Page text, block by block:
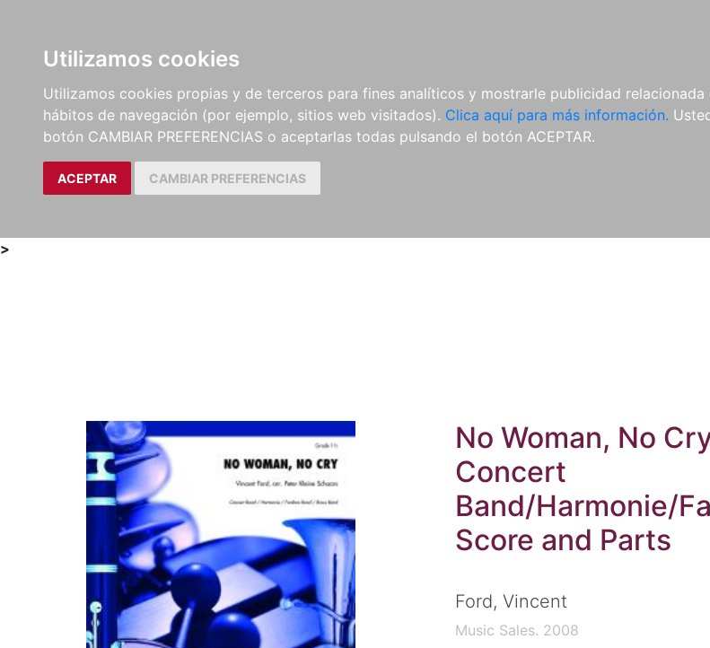
Utilizamos cookies
Utilizamos cookies propias y de terceros para fines analíticos y mostrarle publicidad
hábitos de navegación (por ejemplo, sitios web visitados). Clica aquí para más información.
botón CAMBIAR PREFERENCIAS o aceptarlas todas pulsando el botón ACEPTAR.
ACEPTAR CAMBIAR PREFERENCIAS
LIBROS
MÉTODOS Y
EJERCICIOS
PARTITURAS Y EDICIONES
CRÍTICAS
REVISTAS
CDS Y
DVDS
MATERIAL
>
No Woman, No
Concert
Band/Harmonie/
Score and Parts
Ford, Vincent
Music Sales. 2008